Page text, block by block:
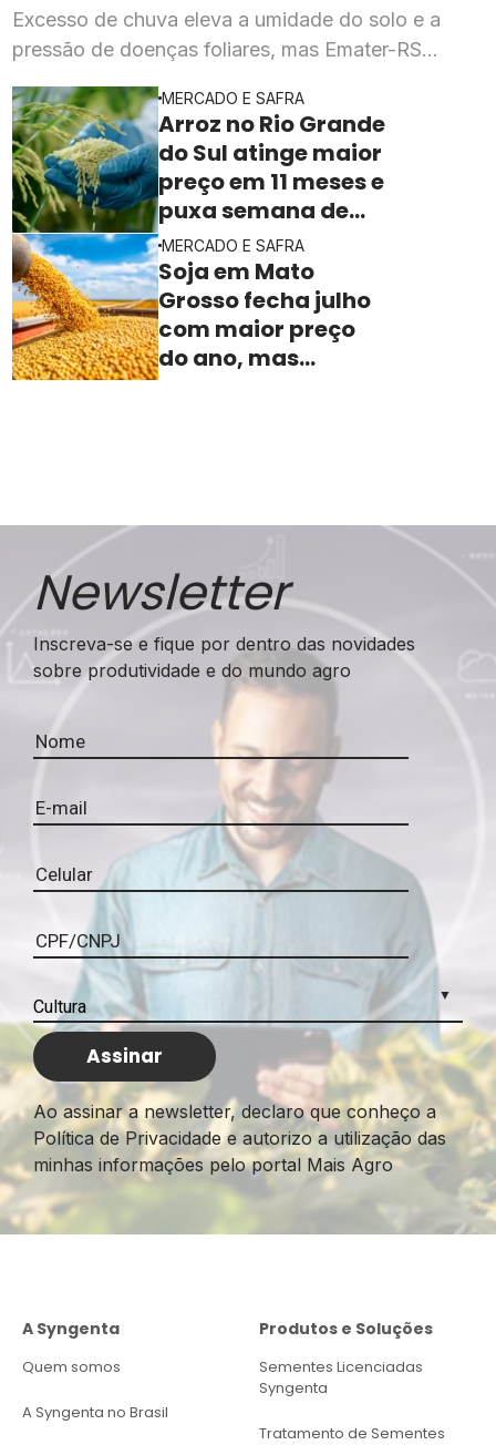
Excesso de chuva eleva a umidade do solo e a
pressão de doenças foliares, mas Emater-RS
previsto para a safra 2026
MERCADO E SAFRA
Arroz no Rio Grande
do Sul atinge maior
preço em 11 meses e
puxa semana de
valorização no
campo
MERCADO E SAFRA
Soja em Mato
Grosso fecha julho
com maior preço
do ano, mas
Newsletter
Inscreva-se e fique por dentro das novidades
sobre produtividade e do mundo agro
Ao assinar a newsletter, declaro que conheço a
Política de Privacidade e autorizo a utilização das
minhas informações pelo portal Mais Agro
A Syngenta
Quem somos
A Syngenta no Brasil
Produtos e Soluções
Sementes Licenciadas
Syngenta
Tratamento de Sementes